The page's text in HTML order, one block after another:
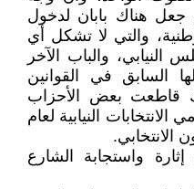
جعل هناك بابان لدخول
والتي لا تشكل أي
والباب الآخر
السابق في القوانين
قاطعت بعض الأحزاب
النيابية لعام
إثارة واستجابة الشارع